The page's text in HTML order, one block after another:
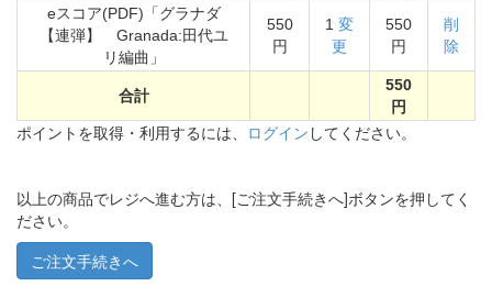
eスコア(PDF)「グラナダ
【連弾】 Granada:田代ユ
リ編曲」
550
円
1 変
更
550
円
削
除
合計
550
円
ポイントを取得・利用するには、 ログイン してください。
以上の商品でレジへ進む方は、[ご注文手続きへ]ボタンを押してく
ださい。